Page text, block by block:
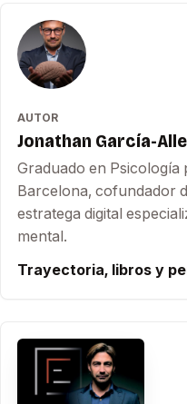
AUTOR
Jonathan García-
Graduado en Psicología
Barcelona, cofundador
estratega digital
mental.
Trayectoria, libros y